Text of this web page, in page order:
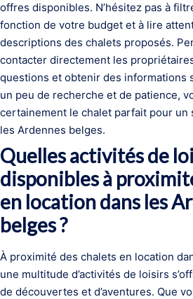
offres disponibles. N’hésitez pas à
fonction de votre budget et à lire
descriptions des chalets proposés.
contacter directement les
questions et obtenir des informations
un peu de recherche et de patience,
certainement le chalet parfait pour un
les Ardennes belges.
Quelles activités de
disponibles à
en location dans les
belges ?
À proximité des chalets en location
une multitude d’activités de loisirs
de découvertes et d’aventures. Que